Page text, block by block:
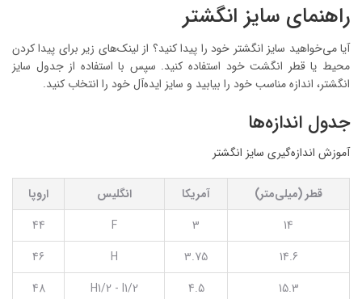
راهنمای سایز انگشتر
آیا می‌خواهید سایز انگشتر خود را پیدا کنید؟ از لینک‌های زیر برای پیدا کردن
محیط یا قطر انگشت خود استفاده کنید. سپس با استفاده از جدول سایز
انگشتر، اندازه مناسب خود را بیابید و سایز ایده‌آل خود را انتخاب کنید.
جدول اندازه‌ها
آموزش اندازه‌گیری سایز انگشتر
قطر (میلی‌متر) آمریکا انگلیس
اروپا
14
3
F
44
14.6
3.75
H
46
15.3
4.5
H1/2 - I1/2
48